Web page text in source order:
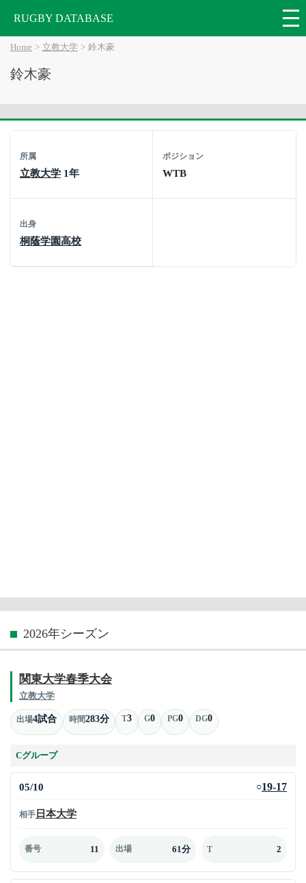
RUGBY DATABASE
Home 立教大学 鈴木豪
鈴木豪
所属
立教大学 1年
ポジション
WTB
出身
桐蔭学園高校
2026年シーズン
関東大学春季大会
立教大学
出場4試合 時間283分 T3 G0 PG0 DG0
Cグループ
05/10 ○19-17
相手 日本大学
番号 11 出場 61分 T 2